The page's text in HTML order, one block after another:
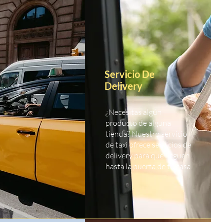
Servicio De
Delivery
¿Necesitas algún
producto de alguna
tienda? Nuestro servicio
de taxi ofrece servicios de
delivery para que lleguen
hasta la puerta de tu casa.